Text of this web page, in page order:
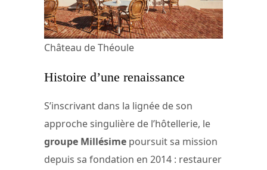
Château de Théoule
Histoire d’une renaissance
S’inscrivant dans la lignée de son
approche singulière de l’hôtellerie, le
groupe Millésime poursuit sa mission
depuis sa fondation en 2014 : restaurer